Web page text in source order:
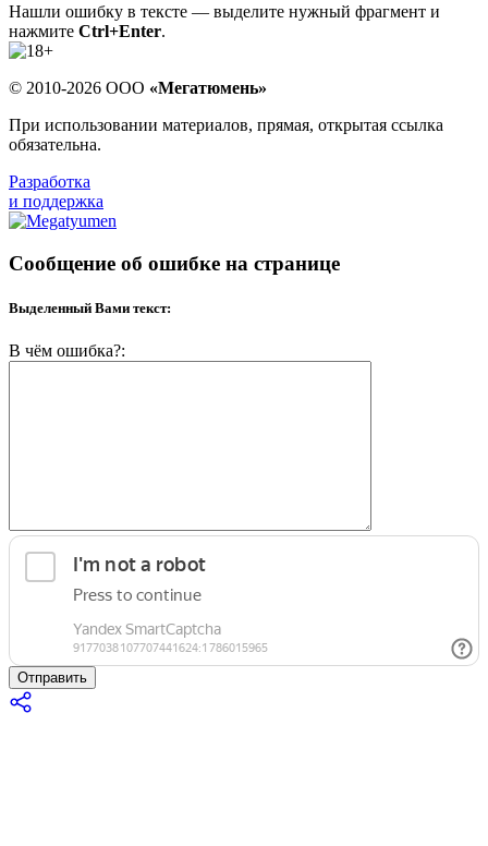
Нашли ошибку в тексте — выделите нужный фрагмент и
нажмите Ctrl+Enter.
© 2010-2026 ООО «Мегатюмень»
При использовании материалов, прямая, открытая ссылка
обязательна.
Разработка
и поддержка
Сообщение об ошибке на странице
Выделенный Вами текст:
В чём ошибка?:
Отправить